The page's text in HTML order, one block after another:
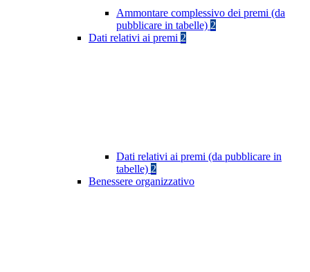
Ammontare complessivo dei premi (da
pubblicare in tabelle) 2
Dati relativi ai premi 2
Dati relativi ai premi (da pubblicare in
tabelle) 2
Benessere organizzativo